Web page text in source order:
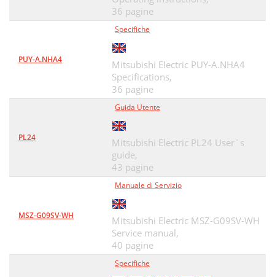
36 pagine
PUY-A.NHA4
Specifiche
Mitsubishi Electric PUY-A.NHA4
Specifications,
36 pagine
PL24
Guida Utente
Mitsubishi Electric PL24 User`s
guide,
43 pagine
MSZ-G09SV-WH
Manuale di Servizio
Mitsubishi Electric MSZ-G09SV-WH
Service manual,
40 pagine
Specifiche